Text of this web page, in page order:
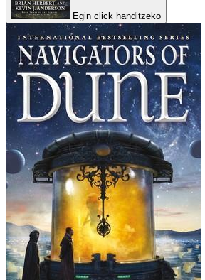
Egin click handitzeko